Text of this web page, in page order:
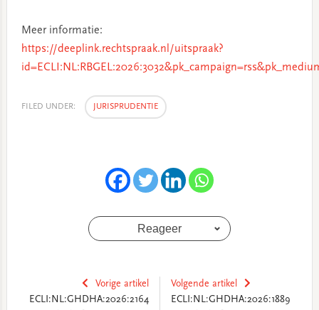
Meer informatie:
https://deeplink.rechtspraak.nl/uitspraak?
FILED UNDER: JURISPRUDENTIE
Reageer
Vorige artikel
ECLI:NL:GHDHA:2026:2164
Volgende artikel
ECLI:NL:GHDHA:2026:1889